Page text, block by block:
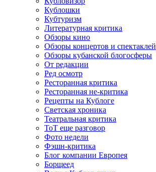
Кублошки
Кубтуризм
Литературная критика
Обзоры кино
Обзоры концертов и спектаклей
Обзоры кубанской блогосферы
От редакции
Ред осмотр
Ресторанная критика
Ресторанная не-критика
Рецепты на Кублоге
Светская хроника
Театральная критика
ТоТ еще разговор
Фото недели
Фэшн-критика
Блог компании Европея
Борщеед